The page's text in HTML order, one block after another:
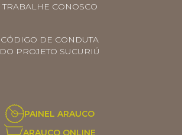
TRABALHE CONOSCO
CÓDIGO DE CONDUTA
DO PROJETO SUCURIÚ
PAINEL ARAUCO
ARAUCO ONLINE